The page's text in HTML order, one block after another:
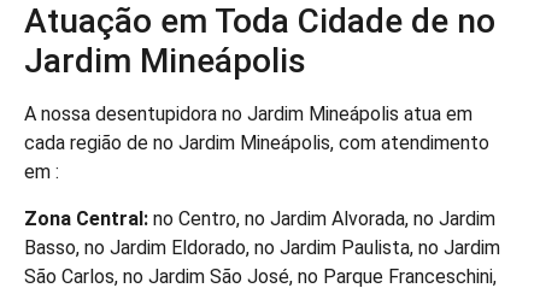
Atuação em Toda Cidade de no
Jardim Mineápolis
A nossa desentupidora no Jardim Mineápolis atua em
cada região de no Jardim Mineápolis, com atendimento
em :
Zona Central: no Centro, no Jardim Alvorada, no Jardim
Basso, no Jardim Eldorado, no Jardim Paulista, no Jardim
São Carlos, no Jardim São José, no Parque Franceschini,